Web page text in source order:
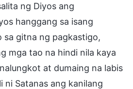
ng Diyos ang
hanggang sa isang
sa gitna ng pagkastigo,
mga tao na hindi nila kaya
at dumaing na labis
ni Satanas ang kanilang